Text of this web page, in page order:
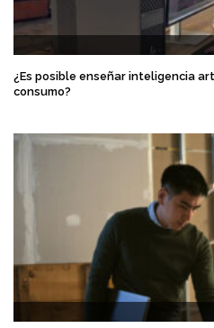
¿Es posible enseñar inteligencia
consumo?